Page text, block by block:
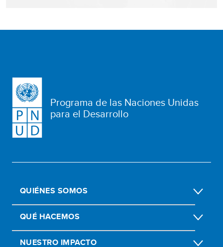
Programa de las Naciones Unidas
para el Desarrollo
QUIÉNES SOMOS
QUÉ HACEMOS
NUESTRO IMPACTO